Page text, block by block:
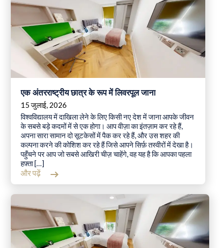
एक अंतरराष्ट्रीय छात्र के रूप में लिवरपूल जाना
15 जुलाई, 2026
विश्वविद्यालय में दाखिला लेने के लिए किसी नए देश में जाना आपके जीवन
के सबसे बड़े कदमों में से एक होगा। आप वीज़ा का इंतज़ाम कर रहे हैं,
अपना सारा सामान दो सूटकेसों में पैक कर रहे हैं, और उस शहर की
कल्पना करने की कोशिश कर रहे हैं जिसे आपने सिर्फ़ तस्वीरों में देखा है।
पहुँचने पर आप जो सबसे आखिरी चीज़ चाहेंगे, वह यह है कि आपका पहला
हफ़्ता […]
और पढ़ें